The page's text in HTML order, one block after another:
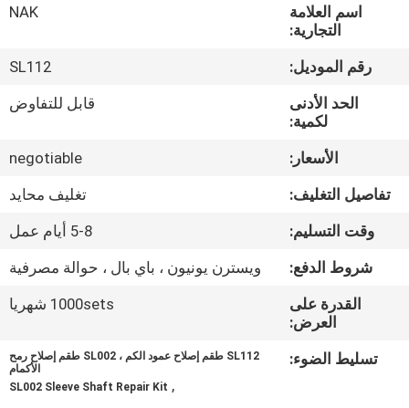
معلومات
المعمل
مراقبة
الجودة
اسم العلامة
التجارية:
NAK
رقم الموديل:
SL112
الحد الأدنى
لكمية:
قابل للتفاوض
الأسعار:
negotiable
تفاصيل التغليف:
تغليف محايد
وقت التسليم:
5-8 أيام عمل
شروط الدفع:
ويسترن يونيون ، باي بال ، حوالة مصرفية
القدرة على
العرض:
1000sets شهريا
تسليط الضوء:
SL112 طقم إصلاح عمود الكم ، SL002 طقم إصلاح رمح
الأكمام
,
SL002 Sleeve Shaft Repair Kit